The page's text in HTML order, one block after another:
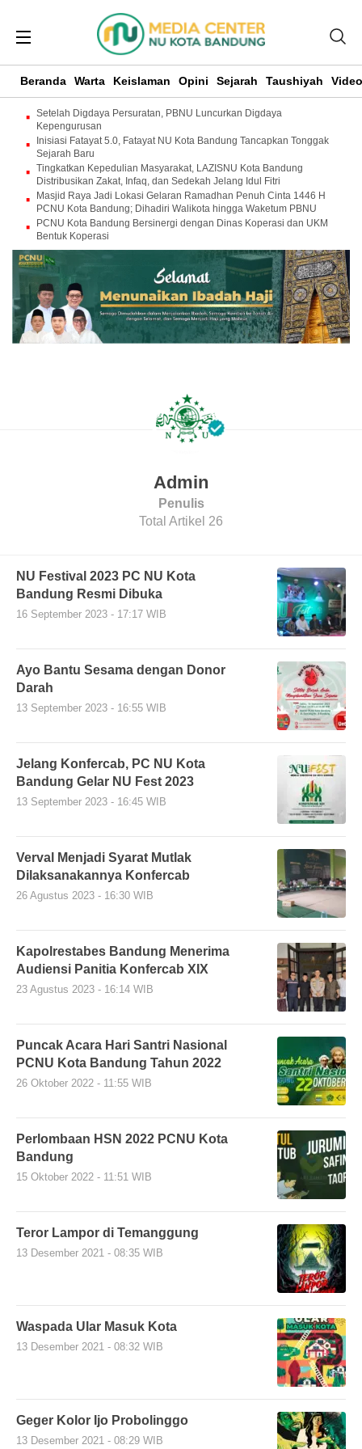
Beranda Warta Keislaman Opini Sejarah Taushiyah Video
Setelah Digdaya Persuratan, PBNU Luncurkan Digdaya
Kepengurusan
Inisiasi Fatayat 5.0, Fatayat NU Kota Bandung Tancapkan Tonggak
Sejarah Baru
Tingkatkan Kepedulian Masyarakat, LAZISNU Kota Bandung
Distribusikan Zakat, Infaq, dan Sedekah Jelang Idul Fitri
Masjid Raya Jadi Lokasi Gelaran Ramadhan Penuh Cinta 1446 H
PCNU Kota Bandung; Dihadiri Walikota hingga Waketum PBNU
PCNU Kota Bandung Bersinergi dengan Dinas Koperasi dan UKM
Bentuk Koperasi
Admin
Penulis
Total Artikel 26
NU Festival 2023 PC NU Kota
Bandung Resmi Dibuka
16 September 2023 - 17:17 WIB
Ayo Bantu Sesama dengan Donor
Darah
13 September 2023 - 16:55 WIB
Jelang Konfercab, PC NU Kota
Bandung Gelar NU Fest 2023
13 September 2023 - 16:45 WIB
Verval Menjadi Syarat Mutlak
Dilaksanakannya Konfercab
26 Agustus 2023 - 16:30 WIB
Kapolrestabes Bandung Menerima
Audiensi Panitia Konfercab XIX
23 Agustus 2023 - 16:14 WIB
Puncak Acara Hari Santri Nasional
PCNU Kota Bandung Tahun 2022
26 Oktober 2022 - 11:55 WIB
Perlombaan HSN 2022 PCNU Kota
Bandung
15 Oktober 2022 - 11:51 WIB
Teror Lampor di Temanggung
13 Desember 2021 - 08:35 WIB
Waspada Ular Masuk Kota
13 Desember 2021 - 08:32 WIB
Geger Kolor Ijo Probolinggo
13 Desember 2021 - 08:29 WIB